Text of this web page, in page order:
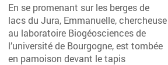
En se promenant sur les berges de
lacs du Jura, Emmanuelle, chercheuse
au laboratoire Biogéosciences de
l’université de Bourgogne, est tombée
en pamoison devant le tapis